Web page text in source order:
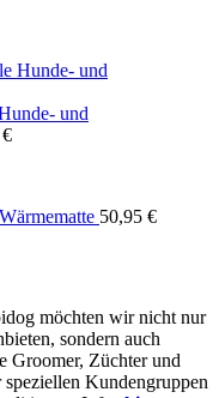
und
€
50,95 €
möchten wir nicht nur
sondern auch
Groomer, Züchter und
Kundengruppen